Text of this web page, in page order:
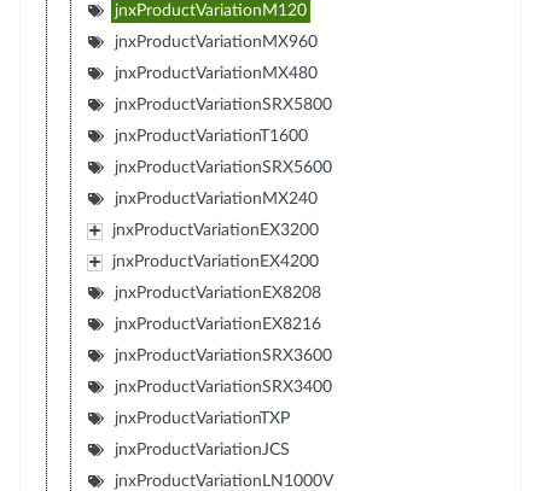
jnxProductVariationM120
jnxProductVariationMX960
jnxProductVariationMX480
jnxProductVariationSRX5800
jnxProductVariationT1600
jnxProductVariationSRX5600
jnxProductVariationMX240
jnxProductVariationEX3200
jnxProductVariationEX4200
jnxProductVariationEX8208
jnxProductVariationEX8216
jnxProductVariationSRX3600
jnxProductVariationSRX3400
jnxProductVariationTXP
jnxProductVariationJCS
jnxProductVariationLN1000V